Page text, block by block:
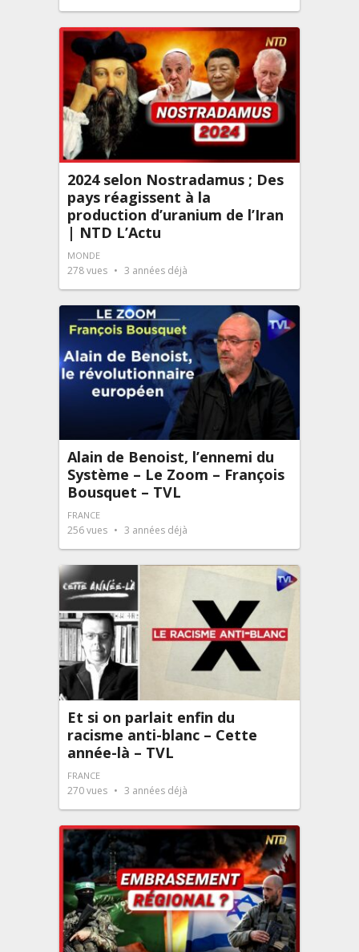
2024 selon Nostradamus ; Des
pays réagissent à la
production d’uranium de l’Iran
| NTD L’Actu
MONDE
278vues 3 années déjà
Alain de Benoist, l’ennemi du
Système – Le Zoom – François
Bousquet – TVL
FRANCE
256vues 3 années déjà
Et si on parlait enfin du
racisme anti-blanc – Cette
année-là – TVL
FRANCE
270vues 3 années déjà